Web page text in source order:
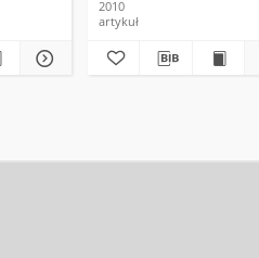
2010
artykuł